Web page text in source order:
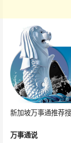
新加坡万事通推荐
万事通说